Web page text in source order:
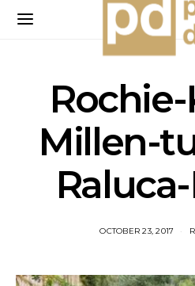
Millen-
OCTOBER 23, 2017